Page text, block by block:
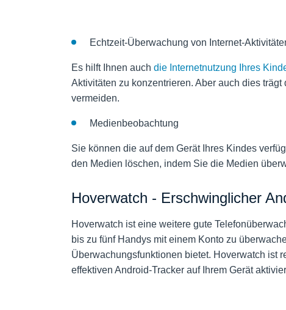
Echtzeit-Überwachung von Internet-
Es hilft Ihnen auch die Internetnutzung Ihres
Aktivitäten zu konzentrieren. Aber auch dies
vermeiden.
Medienbeobachtung
Sie können die auf dem Gerät Ihres Kindes
den Medien löschen, indem Sie die Medien
Hoverwatch - Erschwinglicher
Hoverwatch ist eine weitere gute
bis zu fünf Handys mit einem Konto zu
Überwachungsfunktionen bietet. Hoverwatch ist
effektiven Android-Tracker auf Ihrem Gerät